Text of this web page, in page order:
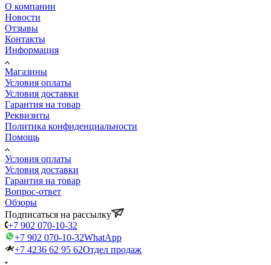
О компании
Новости
Отзывы
Контакты
Информация
Магазины
Условия оплаты
Условия доставки
Гарантия на товар
Реквизиты
Политика конфиденциальности
Помощь
Условия оплаты
Условия доставки
Гарантия на товар
Вопрос-ответ
Обзоры
Подписаться на рассылку
+7 902 070-10-32
+7 902 070-10-32WhatApp
+7 4236 62 95 62Отдел продаж